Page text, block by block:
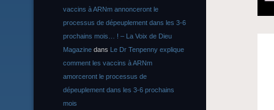
vaccins à ARNm annonceront le
processus de dépeuplement dans les 3-6
prochains mois… ! – La Voix de Dieu
Magazine dans Le Dr Tenpenny explique
comment les vaccins à ARNm
amorceront le processus de
dépeuplement dans les 3-6 prochains
mois